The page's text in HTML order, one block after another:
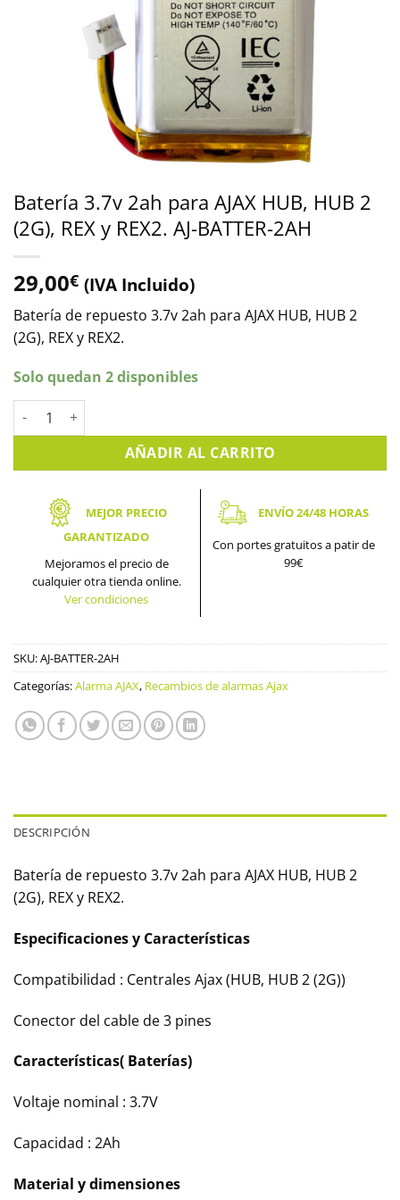
Batería 3.7v 2ah para AJAX HUB, HUB 2
(2G), REX y REX2. AJ-BATTER-2AH
29,00€ (IVA Incluido)
Batería de repuesto 3.7v 2ah para AJAX HUB, HUB 2
(2G), REX y REX2.
Solo quedan 2 disponibles
Batería 3.7v 2ah para AJAX HUB, HUB 2 (2G), REX y REX2. AJ-
AÑADIR AL CARRITO
MEJOR PRECIO
GARANTIZADO
Mejoramos el precio de
cualquier otra tienda online.
Ver condiciones
ENVÍO 24/48 HORAS
Con portes gratuitos a patir de
99€
SKU:AJ-BATTER-2AH
Categorías:Alarma AJAX, Recambios de alarmas Ajax
DESCRIPCIÓN
Batería de repuesto 3.7v 2ah para AJAX HUB, HUB 2
(2G), REX y REX2.
Especificaciones y Características
Compatibilidad : Centrales Ajax (HUB, HUB 2 (2G))
Conector del cable de 3 pines
Características( Baterías)
Voltaje nominal : 3.7V
Capacidad : 2Ah
Material y dimensiones